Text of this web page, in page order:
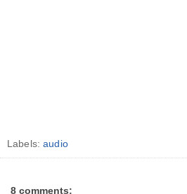
Labels:audio
8 comments: